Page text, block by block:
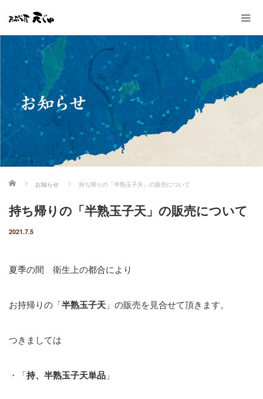
ホーム お知らせ 持ち帰りの「半熟玉子天」の販売について
持ち帰りの「半熟玉子天」の販売について
2021.7.5
夏季の間 衛生上の都合により
お持帰りの「半熟玉子天 」の販売を見合せて頂きます。
つきましては
・「持、半熟玉子天単品 」